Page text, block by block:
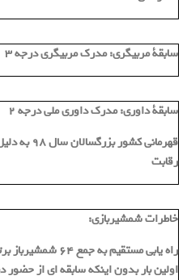
سابقة مربیگری:مدرک مربیگری درجه 3
سابقة داوری:مدرک داوری ملی درجه 2
قهرمانى
رقابت
خاطرات شمشیربازی:
راه یابی مستقیم
اولین بار بدون اینکه سابقه اى از